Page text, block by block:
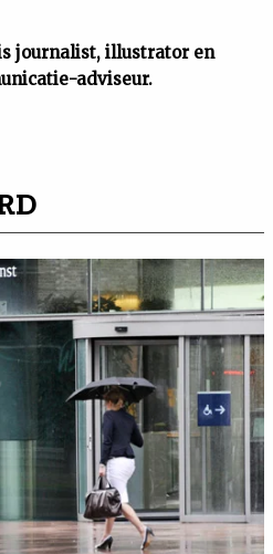
journalist, illustrator en
adviseur.